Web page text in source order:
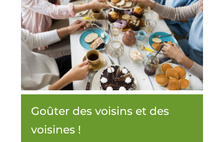
Goûter des voisins et des
voisines !